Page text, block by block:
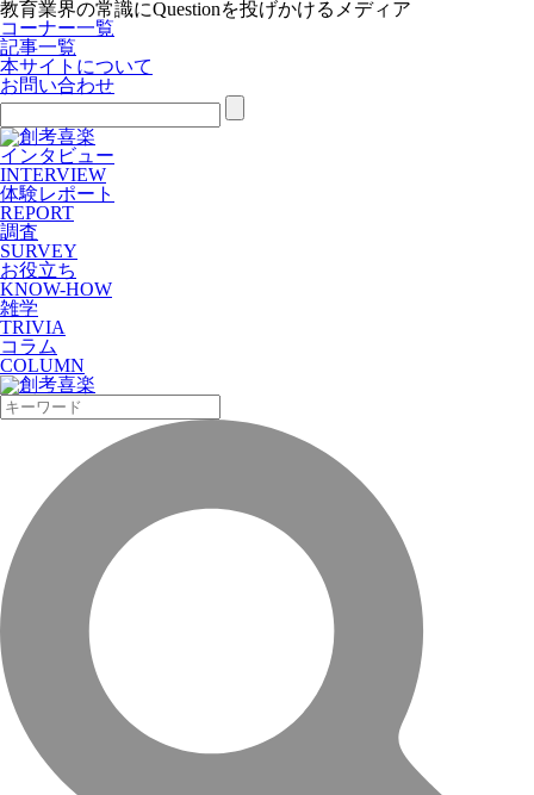
教育業界の常識にQuestionを投げかけるメディア
コーナー一覧
記事一覧
本サイトについて
お問い合わせ
インタビュー
INTERVIEW
体験レポート
REPORT
調査
SURVEY
お役立ち
KNOW-HOW
雑学
TRIVIA
コラム
COLUMN